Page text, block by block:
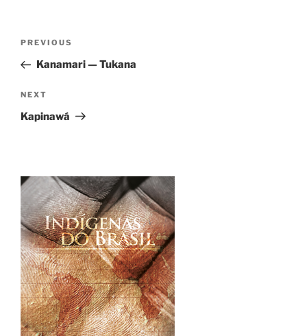
Previous
Post
PREVIOUS
Kanamari — Tukana
Next
Post
NEXT
Kapinawá